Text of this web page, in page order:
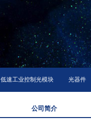
低速工业控制光模块 光器件
公司简介